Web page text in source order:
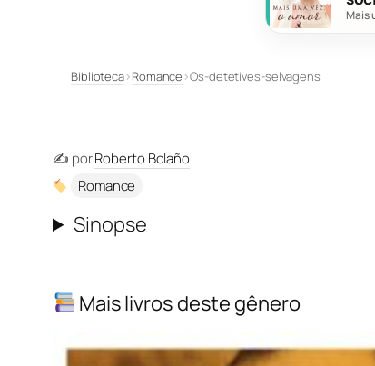
Mais
Biblioteca›Romance ›Os-detetives-selvagens
✍️ porRoberto Bolaño
Romance
Sinopse
Mais livros deste gênero